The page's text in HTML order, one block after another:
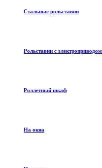
Стальные рольставни
Рольставни с электроприводом
Роллетный шкаф
На окна